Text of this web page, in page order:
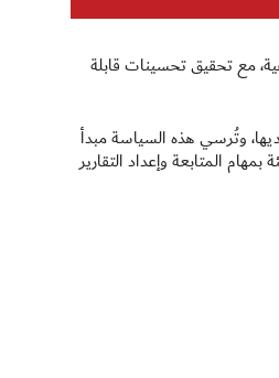
مع تحقيق تحسينات قابلة
وتُرسي هذه السياسة مبدأ
المتابعة وإعداد التقارير